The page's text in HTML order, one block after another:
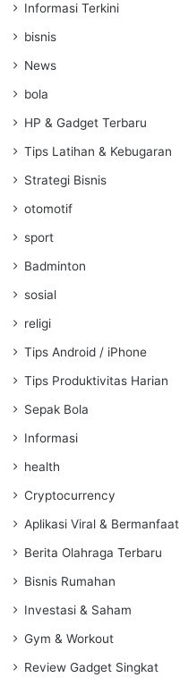
Informasi Terkini
bisnis
News
bola
HP & Gadget Terbaru
Tips Latihan & Kebugaran
Strategi Bisnis
otomotif
sport
Badminton
sosial
religi
Tips Android / iPhone
Tips Produktivitas Harian
Sepak Bola
Informasi
health
Cryptocurrency
Aplikasi Viral & Bermanfaat
Berita Olahraga Terbaru
Bisnis Rumahan
Investasi & Saham
Gym & Workout
Review Gadget Singkat